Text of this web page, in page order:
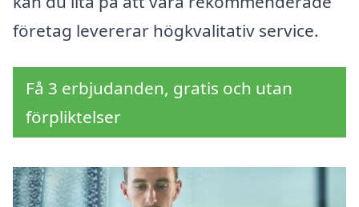
företag levererar högkvalitativ service.
Få 3 erbjudanden, gratis och utan
förpliktelser